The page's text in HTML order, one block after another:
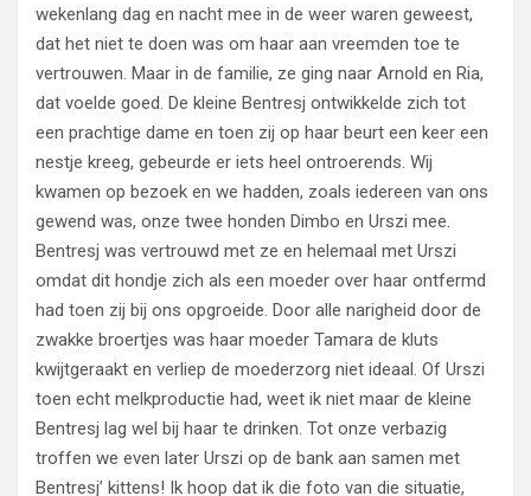
wekenlang dag en nacht mee in de weer waren geweest,
dat het niet te doen was om haar aan vreemden toe te
vertrouwen. Maar in de familie, ze ging naar Arnold en Ria,
dat voelde goed. De kleine Bentresj ontwikkelde zich tot
een prachtige dame en toen zij op haar beurt een keer een
nestje kreeg, gebeurde er iets heel ontroerends. Wij
kwamen op bezoek en we hadden, zoals iedereen van ons
gewend was, onze twee honden Dimbo en Urszi mee.
Bentresj was vertrouwd met ze en helemaal met Urszi
omdat dit hondje zich als een moeder over haar ontfermd
had toen zij bij ons opgroeide. Door alle narigheid door de
zwakke broertjes was haar moeder Tamara de kluts
kwijtgeraakt en verliep de moederzorg niet ideaal. Of Urszi
toen echt melkproductie had, weet ik niet maar de kleine
Bentresj lag wel bij haar te drinken. Tot onze verbazig
troffen we even later Urszi op de bank aan samen met
Bentresj’ kittens! Ik hoop dat ik die foto van die situatie,